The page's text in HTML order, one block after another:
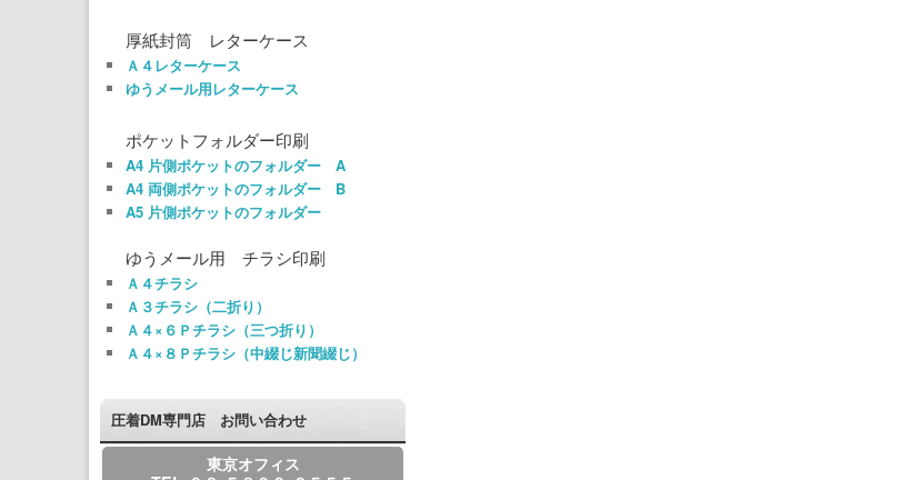
厚紙封筒 レターケース
Ａ４レターケース
ゆうメール用レターケース
ポケットフォルダー印刷
A4 片側ポケットのフォルダー A
A4 両側ポケットのフォルダー B
A5 片側ポケットのフォルダー
ゆうメール用 チラシ印刷
Ａ４チラシ
Ａ３チラシ（二折り）
Ａ４×６Ｐチラシ（三つ折り）
Ａ４×８Ｐチラシ（中綴じ新聞綴じ）
圧着DM専門店 お問い合わせ
東京オフィス